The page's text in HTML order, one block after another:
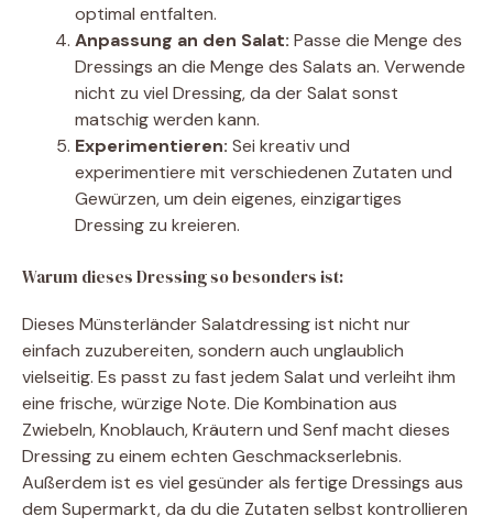
optimal entfalten.
Anpassung an den Salat: Passe die Menge des
Dressings an die Menge des Salats an. Verwende
nicht zu viel Dressing, da der Salat sonst
matschig werden kann.
Experimentieren: Sei kreativ und
experimentiere mit verschiedenen Zutaten und
Gewürzen, um dein eigenes, einzigartiges
Dressing zu kreieren.
Warum dieses Dressing so besonders ist:
Dieses Münsterländer Salatdressing ist nicht nur
einfach zuzubereiten, sondern auch unglaublich
vielseitig. Es passt zu fast jedem Salat und verleiht ihm
eine frische, würzige Note. Die Kombination aus
Zwiebeln, Knoblauch, Kräutern und Senf macht dieses
Dressing zu einem echten Geschmackserlebnis.
Außerdem ist es viel gesünder als fertige Dressings aus
dem Supermarkt, da du die Zutaten selbst kontrollieren